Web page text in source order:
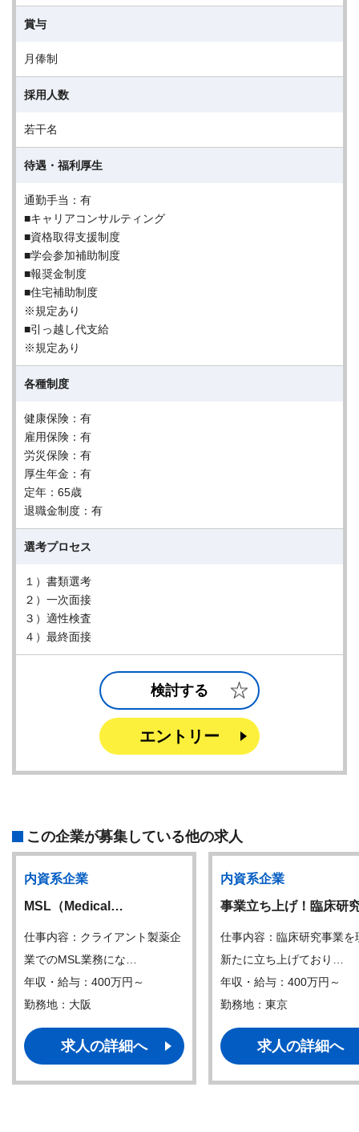
賞与
月俸制
採用人数
若干名
待遇・福利厚生
通勤手当：有
■キャリアコンサルティング
■資格取得支援制度
■学会参加補助制度
■報奨金制度
■住宅補助制度
※規定あり
■引っ越し代支給
※規定あり
各種制度
健康保険：有
雇用保険：有
労災保険：有
厚生年金：有
定年：65歳
退職金制度：有
選考プロセス
１）書類選考
２）一次面接
３）適性検査
４）最終面接
検討する
エントリー
この企業が募集している他の求人
内資系企業
MSL（Medical…
仕事内容：クライアント製薬企
業でのMSL業務にな…
年収・給与：400万円～
勤務地：大阪
求人の詳細へ
内資系企業
事業立ち上げ！臨床研
仕事内容：臨床研究事業を
新たに立ち上げており…
年収・給与：400万円～
勤務地：東京
求人の詳細へ